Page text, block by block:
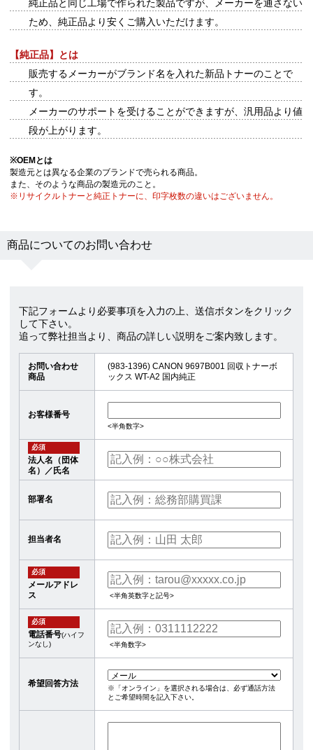
純正品と同じ工場で作られた製品ですが、メーカーを通さない
ため、純正品より安くご購入いただけます。
【純正品】とは
販売するメーカーがブランド名を入れた新品トナーのことで
す。
メーカーのサポートを受けることができますが、汎用品より値
段が上がります。
※OEMとは
製造元とは異なる企業のブランドで売られる商品。
また、そのような商品の製造元のこと。
※リサイクルトナーと純正トナーに、印字枚数の違いはございません。
商品についてのお問い合わせ
下記フォームより必要事項を入力の上、送信ボタンをクリック
して下さい。
追って弊社担当より、商品の詳しい説明をご案内致します。
お問い合わせ
商品
(983-1396) CANON 9697B001 回収トナーボ
ックス WT-A2 国内純正
お客様番号
<半角数字>
必須
法人名（団体
名）／氏名
部署名
担当者名
必須
メールアドレ
ス
<半角英数字と記号>
必須
電話番号(ハイフ
ンなし)
<半角数字>
希望回答方法
※「オンライン」を選択される場合は、必ず通話方法
とご希望時間を記入下さい。